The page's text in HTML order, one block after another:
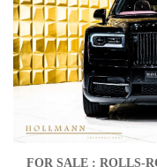
FOR SALE : ROLLS-